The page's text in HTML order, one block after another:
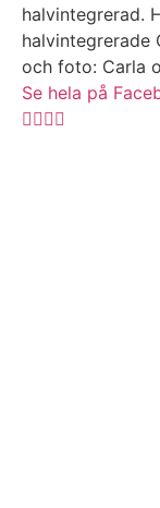
halvintegrerad.
halvintegrerade
och foto: Carla
Se hela på